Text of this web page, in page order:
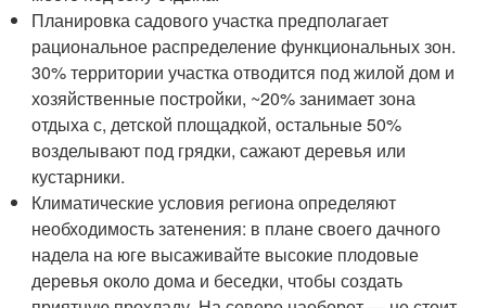
Планировка садового участка предполагает
рациональное распределение функциональных зон.
30% территории участка отводится под жилой дом и
хозяйственные постройки, ~20% занимает зона
отдыха с, детской площадкой, остальные 50%
возделывают под грядки, сажают деревья или
кустарники.
Климатические условия региона определяют
необходимость затенения: в плане своего дачного
надела на юге высаживайте высокие плодовые
деревья около дома и беседки, чтобы создать